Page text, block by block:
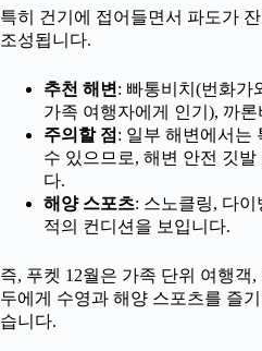
특히 건기에 접어들면서 파도가
조성됩니다.
추천 해변 : 빠통비치(번화가
가족 여행자에게 인기), 까
주의할 점 : 일부 해변에서는
수 있으므로, 해변 안전 깃
다.
해양 스포츠: 스노클링, 다이
적의 컨디션을 보입니다.
즉, 푸켓 12월은 가족 단위 여행객
두에게 수영과 해양 스포츠를 즐
습니다.